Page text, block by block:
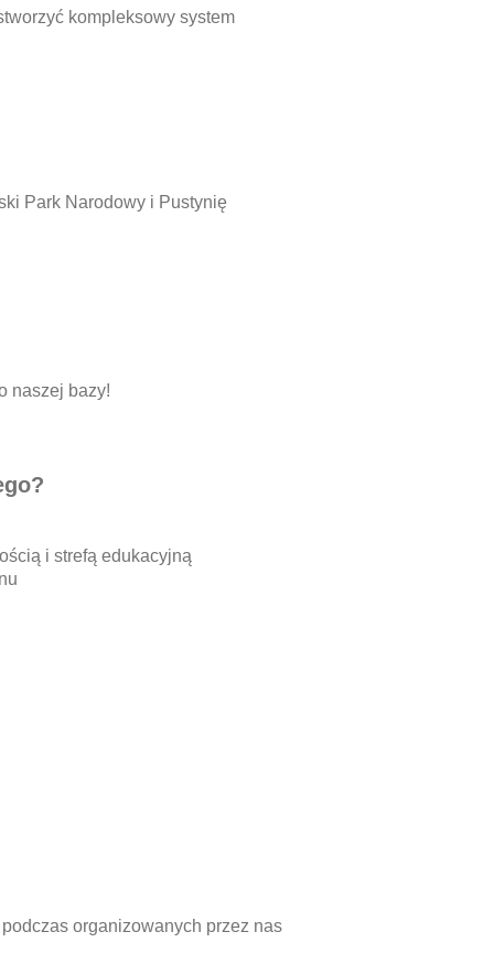
kompleksowy system
Park Narodowy i Pustynię
naszej bazy!
i strefą edukacyjną
organizowanych przez nas